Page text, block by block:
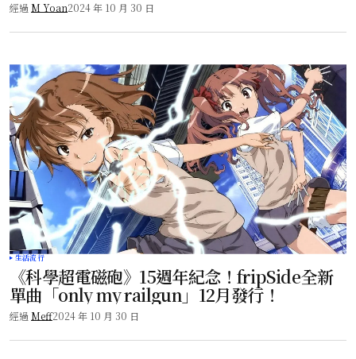
經過 M Yoan2024 年 10 月 30 日
生活流行
《科學超電磁砲》15週年紀念！fripSide全新
單曲「only my railgun」12月發行！
經過 Meff2024 年 10 月 30 日